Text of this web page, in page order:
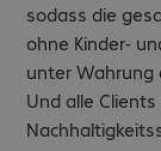
sodass die
ohne Kinder-
unter
Und alle